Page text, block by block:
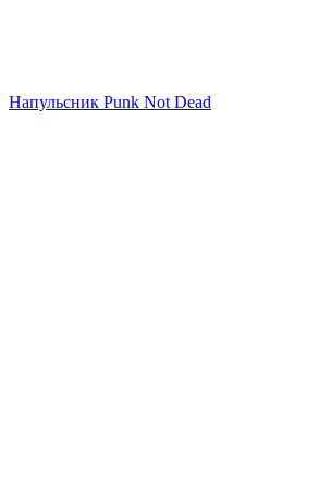
Напульсник Punk Not Dead